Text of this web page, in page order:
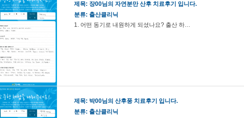
제목: 장00님의 자연분만 산후 치료후기 입니다.
분류: 출산클리닉
1. 어떤 동기로 내원하게 되셨나요? 출산 하…
제목: 박00님의 산후풍 치료후기 입니다.
분류: 출산클리닉